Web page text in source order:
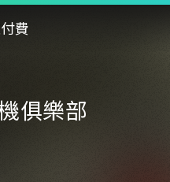
費
俱樂部